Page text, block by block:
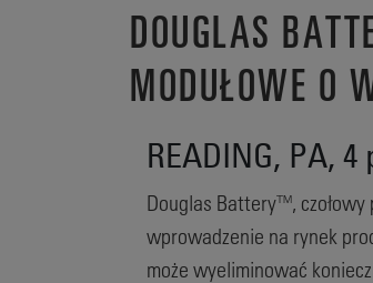
DOUGLAS
MODUŁOWE O
READING, PA,
Douglas Battery™,
wprowadzenie na rynek
może wyeliminować